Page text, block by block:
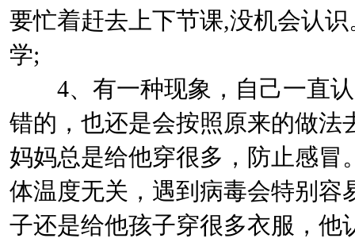
要忙着赶去上下节课,没机会认
学;
4、有一种现象，自己一直认
错的，也还是会按照原来的做法
妈妈总是给他穿很多，防止感冒
体温度无关，遇到病毒会特别容
子还是给他孩子穿很多衣服，他